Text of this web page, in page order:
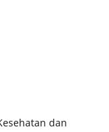
dan